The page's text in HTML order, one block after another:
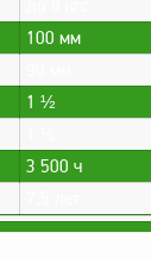
100 мм
1 ½
3 500 ч